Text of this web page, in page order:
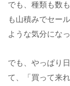
でも、種類も数
も山積みでセー
ような気分にな
でも、やっぱり
て、「買って来